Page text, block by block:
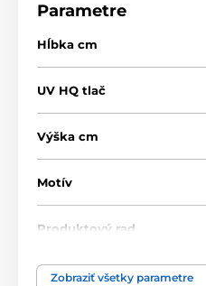
Parametre
Hĺbka cm
UV HQ tlač
Výška cm
Motív
Produktový rad
Typ ocenenia
Zobraziť všetky parametre